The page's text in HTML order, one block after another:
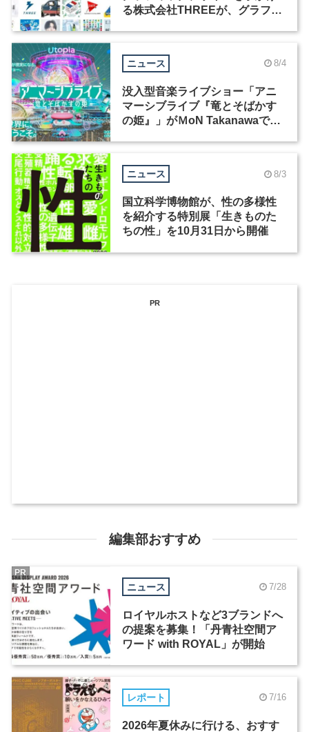
る株式会社THREEが、グラフィ
ニュース 8/4
没入型音楽ライブショー「アニ
マーシブライブ『竜とそばかす
の姫』」がＭoN Takanawaで開
ニュース 8/3
国立科学博物館が、性の多様性
を紹介する特別展「生きものた
ちの性」を10月31日から開催
PR
編集部おすすめ
ニュース 7/28
ロイヤルホストなど3ブランドへ
の提案を募集！「丹青社空間ア
ワード with ROYAL」が開始
PR
レポート 7/16
2026年夏休みに行ける、おすす